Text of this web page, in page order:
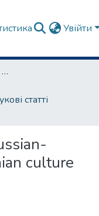
Увійти
Факультет культурології та соціальних комунікацій
статті
culture